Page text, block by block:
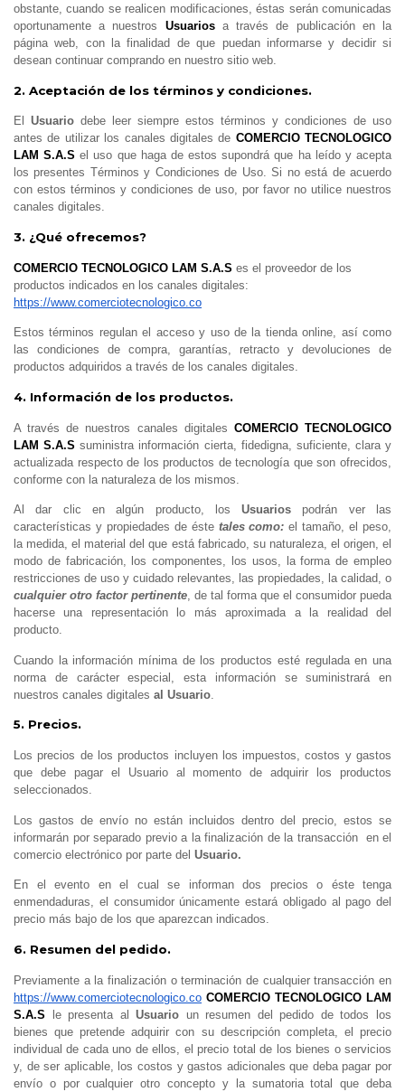
obstante, cuando se realicen modificaciones, éstas serán comunicadas
oportunamente a nuestros Usuarios a través de publicación en la
página web, con la finalidad de que puedan informarse y decidir si
desean continuar comprando en nuestro sitio web.
2. Aceptación de los términos y condiciones.
El Usuario debe leer siempre estos términos y condiciones de uso
antes de utilizar los canales digitales de COMERCIO TECNOLOGICO
LAM S.A.S el uso que haga de estos supondrá que ha leído y acepta
los presentes Términos y Condiciones de Uso. Si no está de acuerdo
con estos términos y condiciones de uso, por favor no utilice nuestros
canales digitales.
3. ¿Qué ofrecemos?
COMERCIO TECNOLOGICO LAM S.A.S es el proveedor de los
productos indicados en los canales digitales:
https://www.comerciotecnologico.co
Estos términos regulan el acceso y uso de la tienda online, así como
las condiciones de compra, garantías, retracto y devoluciones de
productos adquiridos a través de los canales digitales.
4. Información de los productos.
A través de nuestros canales digitales COMERCIO TECNOLOGICO
LAM S.A.S suministra información cierta, fidedigna, suficiente, clara y
actualizada respecto de los productos de tecnología que son ofrecidos,
conforme con la naturaleza de los mismos.
Al dar clic en algún producto, losUsuarios podrán ver las
características y propiedades de éste tales como: el tamaño, el peso,
la medida, el material del que está fabricado, su naturaleza, el origen, el
modo de fabricación, los componentes, los usos, la forma de empleo
restricciones de uso y cuidado relevantes, las propiedades, la calidad, o
cualquier otro factor pertinente, de tal forma que el consumidor pueda
hacerse una representación lo más aproximada a la realidad del
producto.
Cuando la información mínima de los productos esté regulada en una
norma de carácter especial, esta información se suministrará en
nuestros canales digitales al Usuario
5. Precios.
Los precios de los productos incluyen los impuestos, costos y gastos
que debe pagar el Usuario al momento de adquirir los productos
seleccionados.
Los gastos de envío no están incluidos dentro del precio, estos se
informarán por separado previo a la finalización de la transacción en el
comercio electrónico por parte del Usuario.
En el evento en el cual se informan dos precios o éste tenga
enmendaduras, el consumidor únicamente estará obligado al pago del
precio más bajo de los que aparezcan indicados.
6. Resumen del pedido.
Previamente a la finalización o terminación de cualquier transacción en
https://www.comerciotecnologico.co COMERCIO TECNOLOGICO LAM
S.A.S
le presenta alUsuario un resumen del pedido de todos los
bienes que pretende adquirir con su descripción completa, el precio
individual de cada uno de ellos, el precio total de los bienes o servicios
y, de ser aplicable, los costos y gastos adicionales que deba pagar por
envío o por cualquier otro concepto y la sumatoria total que deba